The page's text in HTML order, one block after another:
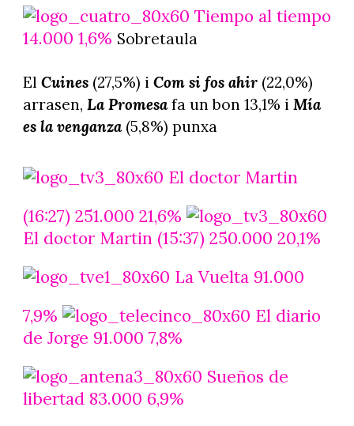
Tiempo al tiempo
14.000 1,6% Sobretaula
El Cuines (27,5%) i Com si fos ahir (22,0%)
arrasen, La Promesa fa un bon 13,1% i Mía
es la venganza(5,8%) punxa
El doctor Martin
(16:27) 251.000 21,6%
El doctor Martin (15:37) 250.000 20,1%
La Vuelta 91.000
7,9%
El diario
de Jorge 91.000 7,8%
Sueños de
libertad 83.000 6,9%